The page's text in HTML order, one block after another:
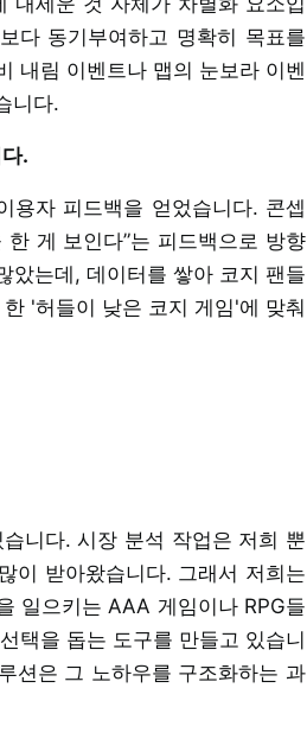
다 동기부여하고 명확히 목표를
내림 이벤트나 맵의 눈보라 이벤
니다.
.
용자 피드백을 얻었습니다. 콘셉
게 보인다”는 피드백으로 방향
았는데, 데이터를 쌓아 코지 팬들
'허들이 낮은 코지 게임'에 맞춰
니다. 시장 분석 작업은 저희 뿐
이 받아왔습니다. 그래서 저희는
일으키는 AAA 게임이나 RPG들
택을 돕는 도구를 만들고 있습니
션은 그 노하우를 구조화하는 과